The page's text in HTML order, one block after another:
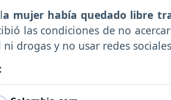
a mujer había quedado libre
las condiciones de no
drogas y no usar redes